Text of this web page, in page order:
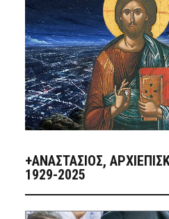
+ΑΝΑΣΤΆΣΙΟΣ,
1929-2025